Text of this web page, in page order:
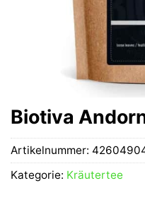
Biotiva
Artikelnummer:
Kategorie: Kräutertee